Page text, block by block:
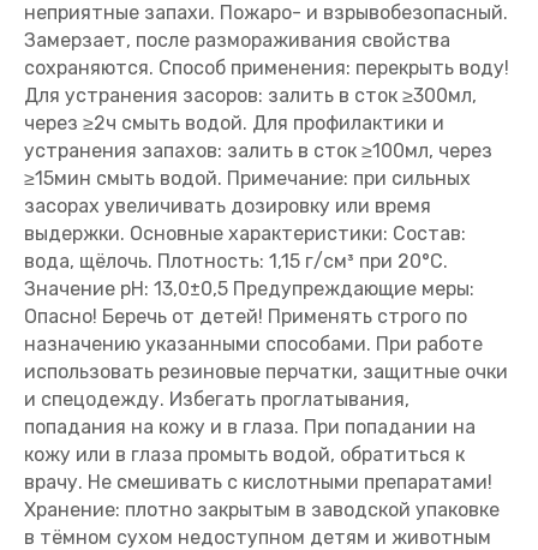
неприятные запахи. Пожаро- и взрывобезопасный.
Замерзает, после размораживания свойства
сохраняются. Способ применения: перекрыть воду!
Для устранения засоров: залить в сток ≥300мл,
через ≥2ч смыть водой. Для профилактики и
устранения запахов: залить в сток ≥100мл, через
≥15мин смыть водой. Примечание: при сильных
засорах увеличивать дозировку или время
выдержки. Основные характеристики: Состав:
вода, щёлочь. Плотность: 1,15 г/см³ при 20°С.
Значение pH: 13,0±0,5 Предупреждающие меры:
Опасно! Беречь от детей! Применять строго по
назначению указанными способами. При работе
использовать резиновые перчатки, защитные очки
и спецодежду. Избегать проглатывания,
попадания на кожу и в глаза. При попадании на
кожу или в глаза промыть водой, обратиться к
врачу. Не смешивать с кислотными препаратами!
Хранение: плотно закрытым в заводской упаковке
в тёмном сухом недоступном детям и животным